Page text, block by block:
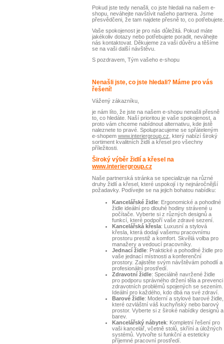
Pokud jste tedy nenašli, co jste hledali na našem e-
shopu, neváhejte navštívit našeho partnera. Jsme
přesvědčeni, že tam najdete přesně to, co potřebujete.
Vaše spokojenost je pro nás důležitá. Pokud máte
jakékoliv dotazy nebo potřebujete poradit, neváhejte
nás kontaktovat. Děkujeme za vaši důvěru a těšíme
se na vaši další návštěvu.
S pozdravem, Tým vašeho e-shopu
Nenašli jste, co jste hledali? Máme pro vás
řešení!
Vážený zákazníku,
je nám líto, že jste na našem e-shopu nenašli přesně
to, co hledáte. Naší prioritou je vaše spokojenost, a
proto vám chceme nabídnout alternativu, kde jistě
naleznete to pravé. Spolupracujeme se spřáteleným
e-shopem www.interiergroup.cz, který nabízí široký
sortiment kvalitních židlí a křesel pro všechny
příležitosti.
Široký výběr židlí a křesel na
www.interiergroup.cz
Naše partnerská stránka se specializuje na různé
druhy židlí a křesel, které uspokojí i ty nejnáročnější
požadavky. Podívejte se na jejich bohatou nabídku:
Kancelářské židle: Ergonomické a pohodlné
židle ideální pro dlouhé hodiny strávené u
počítače. Vyberte si z různých designů a
funkcí, které podpoří vaše zdravé sezení.
Kancelářská křesla: Luxusní a stylová
křesla, která dodají vašemu pracovnímu
prostoru prestiž a komfort. Skvělá volba pro
manažery a vedoucí pracovníky.
Jednací židle: Praktické a pohodlné židle pro
vaše jednací místnosti a konferenční
prostory. Zajistěte svým návštěvám pohodlí a
profesionální prostředí.
Zdravotní židle: Speciálně navržené židle
pro podporu správného držení těla a prevenci
zdravotních problémů spojených se sezením.
Ideální pro každého, kdo dbá na své zdraví.
Barové židle: Moderní a stylové barové židle,
které ozvláštní váš kuchyňský nebo barový
prostor. Vyberte si z široké nabídky designů a
barev.
Kancelářský nábytek: Kompletní řešení pro
vaši kancelář, včetně stolů, skříní a úložných
systémů. Vytvořte si funkční a esteticky
příjemné pracovní prostředí.